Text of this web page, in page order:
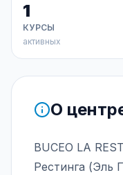
1
КУРСЫ
активных
О
BUCEO LA
Рестинга (Эль